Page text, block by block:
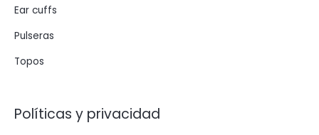
Ear cuffs
Pulseras
Topos
Políticas y privacidad